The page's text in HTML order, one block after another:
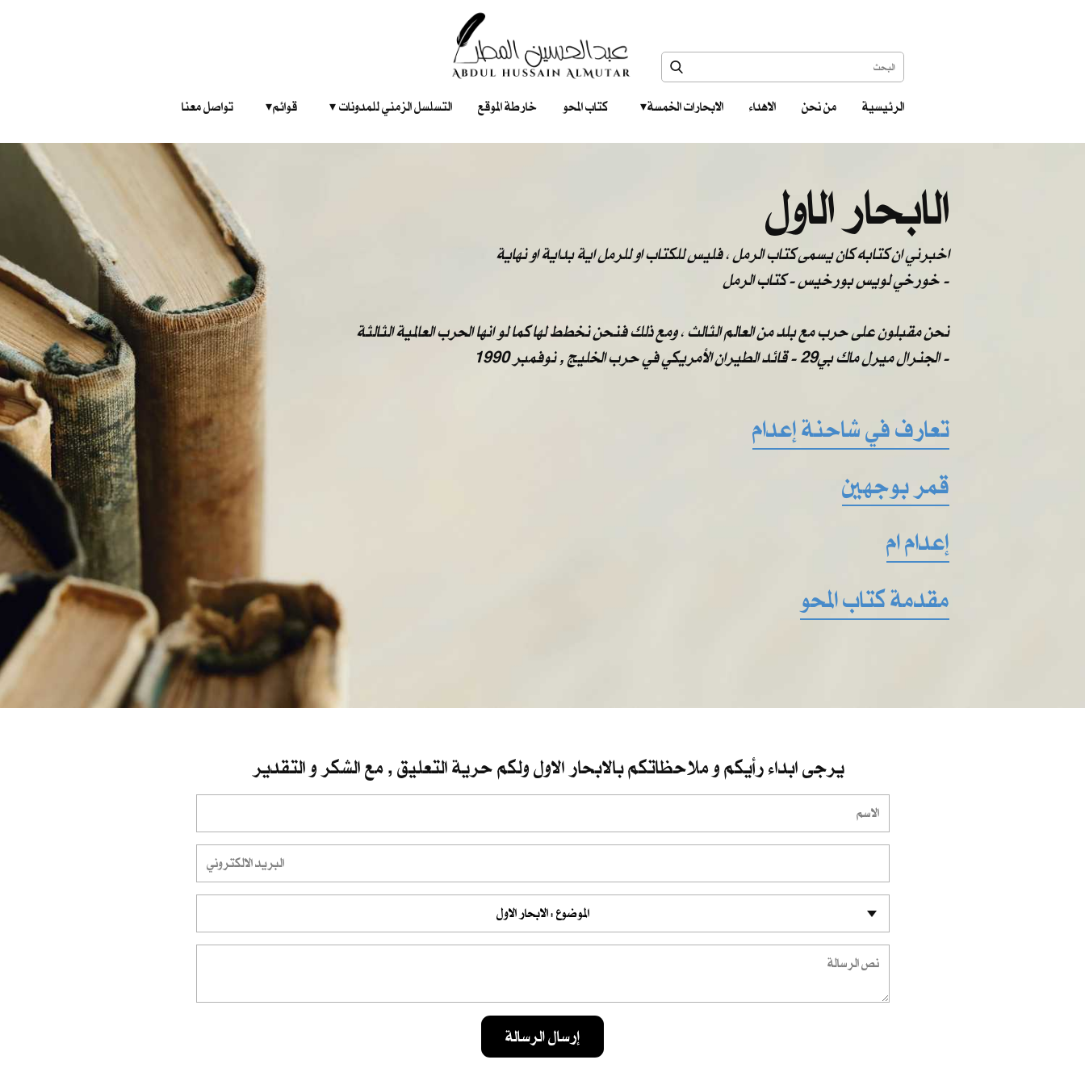
الرئيسية من نحن الاهداء الابحارات الخمسة ‎ ‎ ‎ كتاب المحو خارطة الموقع التسلسل الزمني للمدونات‎ ‎ ‎ ‎ ‎ قوائم‎ ‎ ‎ ‎ تواصل معنا
الابحار الاول
اخبرني ان كتابه كان يسمى كتاب الرمل ، فليس للكتاب او للرمل اية بداية او نهاية
خورخي لويس بورخيس - كتاب الرمل -
نحن مقبلون على حرب مع بلد من العالم الثالث ، ومع ذلك فنحن نخطط لها كما لو انها الحرب العالمية الثالثة
الجنرال ميرل ماك بي29 - قائد الطيران الأمريكي في حرب الخليج , نوفمبر 1990 -
تعارف في شاحنة إعدام
قمر بوجهين
إعدام ام
مقدمة كتاب المحو
يرجى ابداء رأيكم و ملاحظاتكم بالابحار الاول ولكم حرية التعليق , مع الشكر و التقدير
إرسال الرسالة